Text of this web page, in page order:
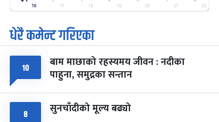
मंगल फाल्गुन २५, २०८३ Mar 9, 2027
७
आइत
पूर्णिमा व्रत
चैत्र ७, २०८३-Mar 21, 2027
८
सोम
फागुपूर्णिमा
चैत्र ८, २०८३-Mar 22, 2027
७ महिना बाँकी
16 17 18 19 20 21 22
धेरै कमेन्ट गरिएका
१० बाम माछाको रहस्यमय जीवन : नदीका
पाहुना, समुद्रका सन्तान
८ सुनचाँदीको मूल्य बढ्यो